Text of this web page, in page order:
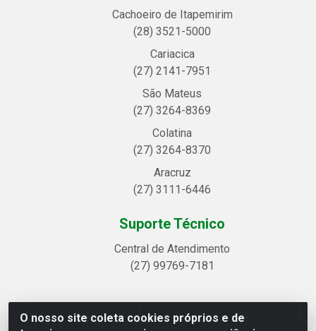
O nosso site coleta cookies próprios e de
Cachoeiro de Itapemirim
(28) 3521-5000
Cariacica
(27) 2141-7951
São Mateus
(27) 3264-8369
Colatina
(27) 3264-8370
Aracruz
(27) 3111-6446
Suporte Técnico
Central de Atendimento
(27) 99769-7181
Linhavix Distribuidora LTDA - Avenida Alegre, 2521 -